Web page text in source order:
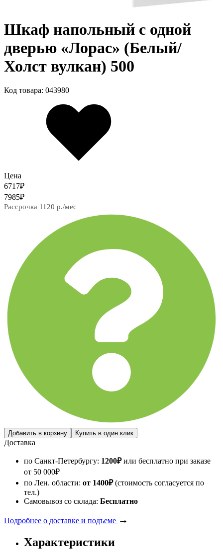
Шкаф напольный с одной
дверью «Лорас» (Белый/
Холст вулкан) 500
Код товара: 043980
Цена
6717₽
7985₽
Рассрочка 1120 р./мес
Доставка
по Санкт-Петербургу: 1200₽или бесплатно при заказе
от 50 000₽
по Лен. области: от 1400₽(стоимость согласуется по
тел.)
Самовывоз со склада: Бесплатно
Подробнее о доставке и подъеме →
Характеристики